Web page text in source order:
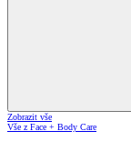
Zobrazit vše
Vše z Face + Body Care